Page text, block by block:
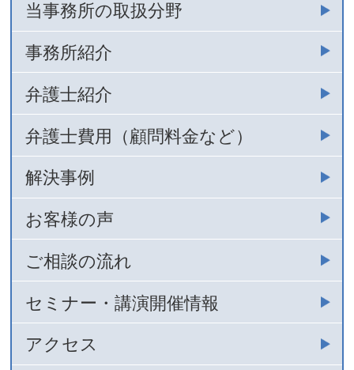
当事務所の取扱分野
事務所紹介
弁護士紹介
弁護士費用（顧問料金など）
解決事例
お客様の声
ご相談の流れ
セミナー・講演開催情報
アクセス